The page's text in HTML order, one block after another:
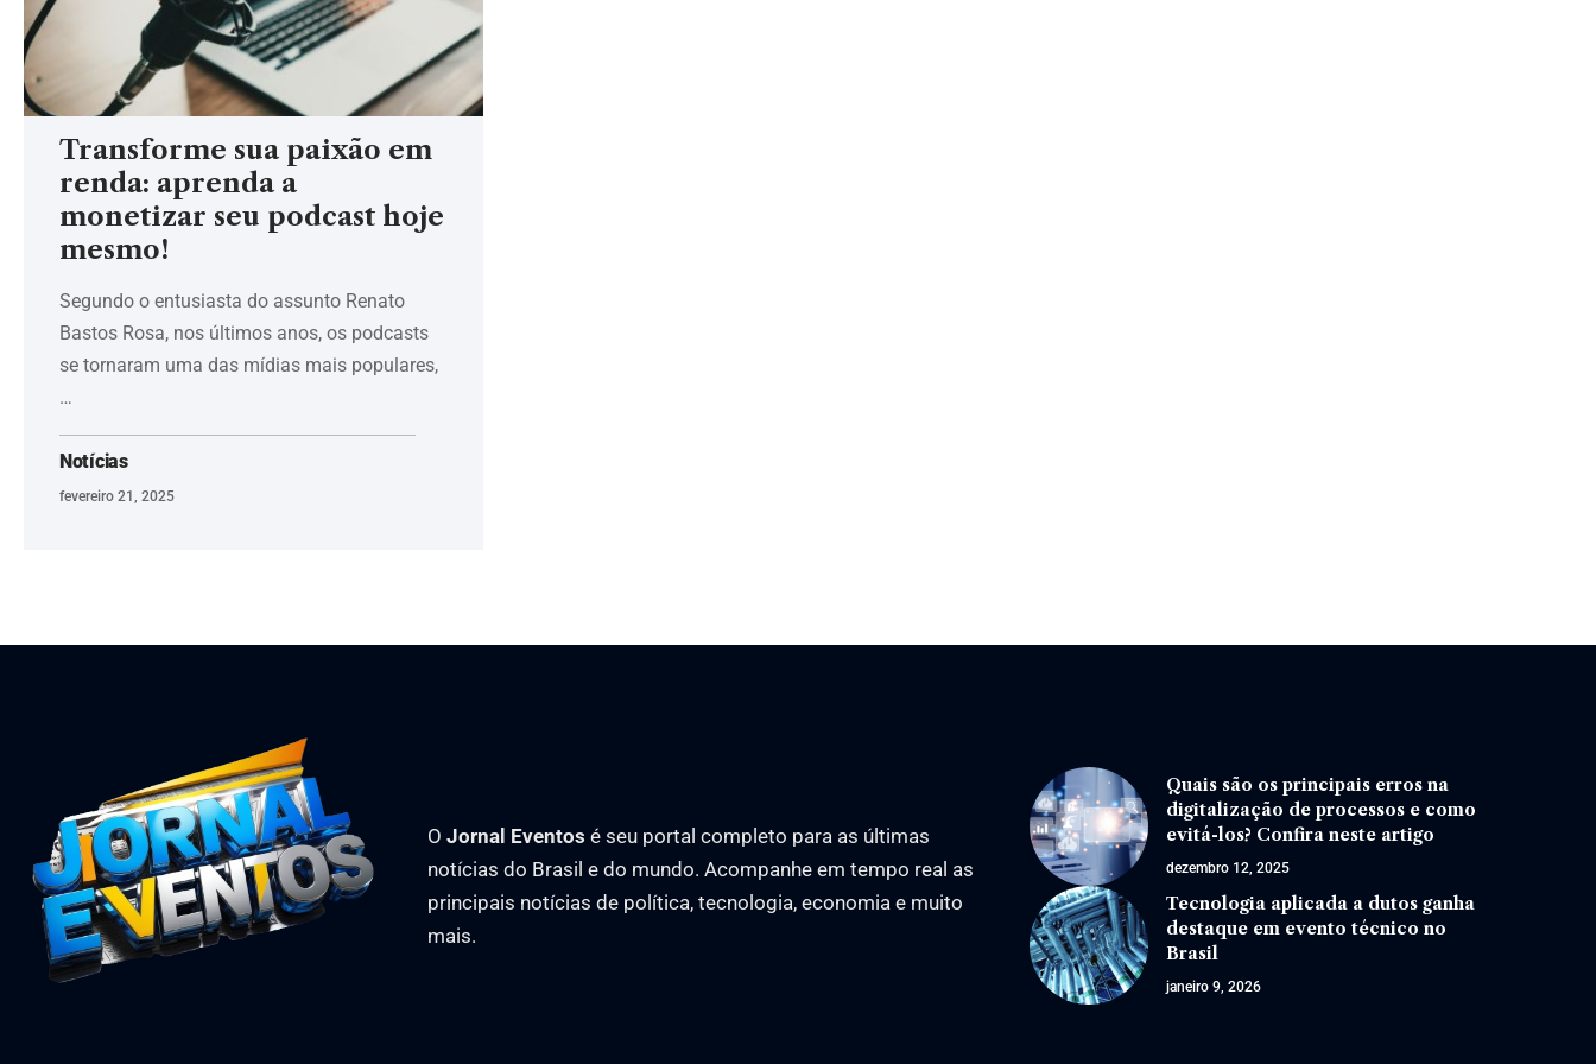
Transforme sua paixão em
renda: aprenda a
monetizar seu podcast hoje
mesmo!
Segundo o entusiasta do assunto Renato
Bastos Rosa, nos últimos anos, os podcasts
se tornaram uma das mídias mais populares,
…
Notícias
fevereiro 21, 2025
O Jornal Eventos é seu portal completo para as últimas
notícias do Brasil e do mundo. Acompanhe em tempo real as
principais notícias de política, tecnologia, economia e muito
mais.
Quais são os principais erros na
digitalização de processos e como
evitá-los? Confira neste artigo
dezembro 12, 2025
Tecnologia aplicada a dutos ganha
destaque em evento técnico no
Brasil
janeiro 9, 2026